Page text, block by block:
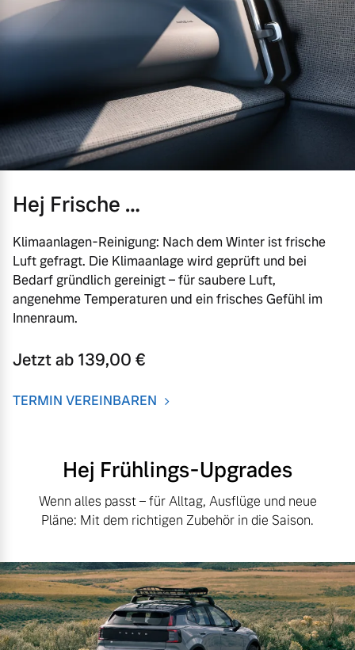
Hej Frische …
Klimaanlagen-Reinigung: Nach dem Winter ist frische
Luft gefragt. Die Klimaanlage wird geprüft und bei
Bedarf gründlich gereinigt – für saubere Luft,
angenehme Temperaturen und ein frisches Gefühl im
Innenraum.
Jetzt ab 139,00 €
TERMIN VEREINBAREN
Hej Frühlings-Upgrades
Wenn alles passt – für Alltag, Ausflüge und neue
Pläne: Mit dem richtigen Zubehör in die Saison.